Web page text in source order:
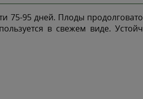
75-95 дней. Плоды
в свежем виде.